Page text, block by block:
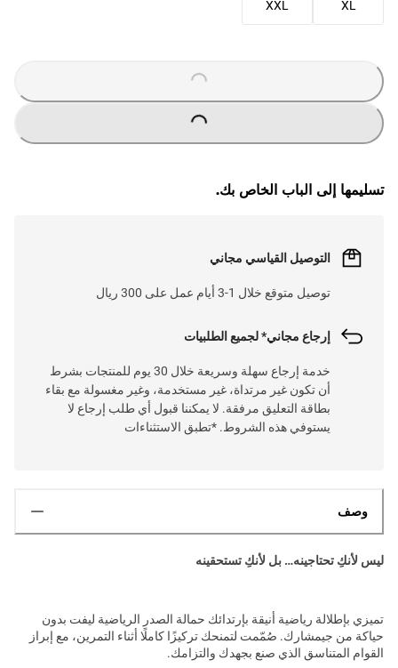
XL
XXL
L
.
L
.
تسليمها إلى الباب الخاص بك.
التوصيل القياسي مجاني
توصيل متوقع خلال 1-3 أيام عمل على 300 ريال
إرجاع مجاني* لجميع الطلبيات
خدمة إرجاع سهلة وسريعة خلال 30 يوم للمنتجات بشرط
أن تكون غير مرتداة، غير مستخدمة، وغير مغسولة مع بقاء
بطاقة التعليق مرفقة. لا يمكننا قبول أي طلب إرجاع لا
يستوفي هذه الشروط. *تطبق الاستثناءات
وصف
ليس لأنكِ تحتاجينه… بل لأنكِ تستحقينه
تميزي بإطلالة رياضية أنيقة بإرتدائك حمالة الصدر الرياضية ليفت بدون
حياكة من جيمشارك. صُمّمت لتمنحك تركيزًا كاملًا أثناء التمرين، مع إبراز
القوام المتناسق الذي صنع بجهدك والتزامك.